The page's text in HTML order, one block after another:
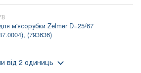
м'ясорубки Zelmer D=25/67
(793636)
від 2 одиниць